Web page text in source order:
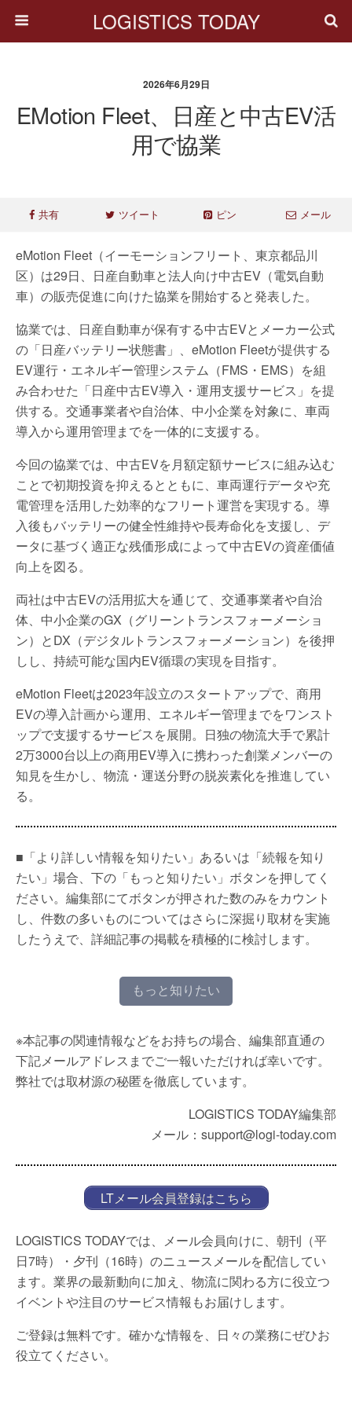
LOGISTICS TODAY
2026年6月29日
EMotion Fleet、日産と中古EV活
用で協業
共有 ツイート ピン メール
eMotion Fleet（イーモーションフリート、東京都品川
区）は29日、日産自動車と法人向け中古EV（電気自動
車）の販売促進に向けた協業を開始すると発表した。
協業では、日産自動車が保有する中古EVとメーカー公式
の「日産バッテリー状態書」、eMotion Fleetが提供する
EV運行・エネルギー管理システム（FMS・EMS）を組
み合わせた「日産中古EV導入・運用支援サービス」を提
供する。交通事業者や自治体、中小企業を対象に、車両
導入から運用管理までを一体的に支援する。
今回の協業では、中古EVを月額定額サービスに組み込む
ことで初期投資を抑えるとともに、車両運行データや充
電管理を活用した効率的なフリート運営を実現する。導
入後もバッテリーの健全性維持や長寿命化を支援し、デ
ータに基づく適正な残価形成によって中古EVの資産価値
向上を図る。
両社は中古EVの活用拡大を通じて、交通事業者や自治
体、中小企業のGX（グリーントランスフォーメーショ
ン）とDX（デジタルトランスフォーメーション）を後押
しし、持続可能な国内EV循環の実現を目指す。
eMotion Fleetは2023年設立のスタートアップで、商用
EVの導入計画から運用、エネルギー管理までをワンスト
ップで支援するサービスを展開。日独の物流大手で累計
2万3000台以上の商用EV導入に携わった創業メンバーの
知見を生かし、物流・運送分野の脱炭素化を推進してい
る。
■「より詳しい情報を知りたい」あるいは「続報を知り
たい」場合、下の「もっと知りたい」ボタンを押してく
ださい。編集部にてボタンが押された数のみをカウント
し、件数の多いものについてはさらに深掘り取材を実施
したうえで、詳細記事の掲載を積極的に検討します。
もっと知りたい
※本記事の関連情報などをお持ちの場合、編集部直通の
下記メールアドレスまでご一報いただければ幸いです。
弊社では取材源の秘匿を徹底しています。
LOGISTICS TODAY編集部
メール：support@logi-today.com
LTメール会員登録はこちら
LOGISTICS TODAYでは、メール会員向けに、朝刊（平
日7時）・夕刊（16時）のニュースメールを配信してい
ます。業界の最新動向に加え、物流に関わる方に役立つ
イベントや注目のサービス情報もお届けします。
ご登録は無料です。確かな情報を、日々の業務にぜひお
役立てください。